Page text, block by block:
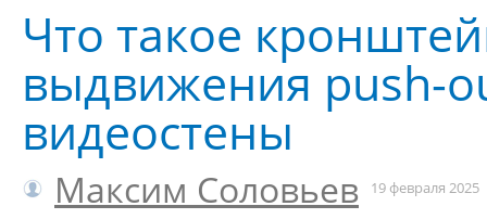
Что такое
выдвижения push-
видеостены
Максим Соловьев 19 февраля 2025